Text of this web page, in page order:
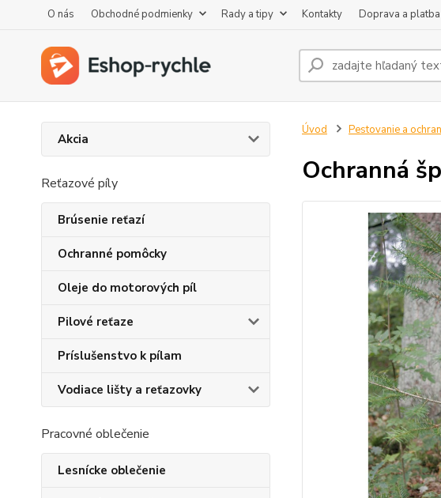
O nás Obchodné podmienky Rady a tipy Kontakty Doprava a platba
Akcia
Reťazové píly
Brúsenie reťazí
Ochranné pomôcky
Oleje do motorových píl
Pilové reťaze
Príslušenstvo k pílam
Vodiace lišty a reťazovky
Pracovné oblečenie
Lesnícke oblečenie
Úvod Pestovanie a
Ochranná